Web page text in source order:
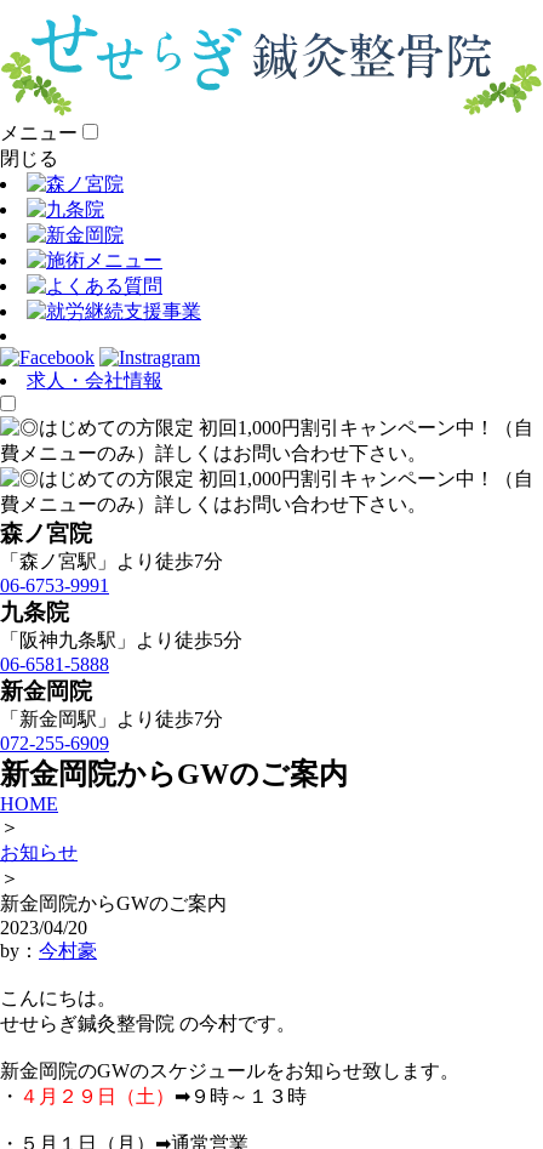
メニュー
閉じる
求人・会社情報
森ノ宮院
「森ノ宮駅」より徒歩7分
06-6753-9991
九条院
「阪神九条駅」より徒歩5分
06-6581-5888
新金岡院
「新金岡駅」より徒歩7分
072-255-6909
新金岡院からGWのご案内
HOME
＞
お知らせ
＞
新金岡院からGWのご案内
2023/04/20
by： 今村豪
こんにちは。
せせらぎ鍼灸整骨院 の今村です。
新金岡院のGWのスケジュールをお知らせ致します。
・ ４月２９日（土） ➡９時～１３時
・５月１日（月）➡通常営業